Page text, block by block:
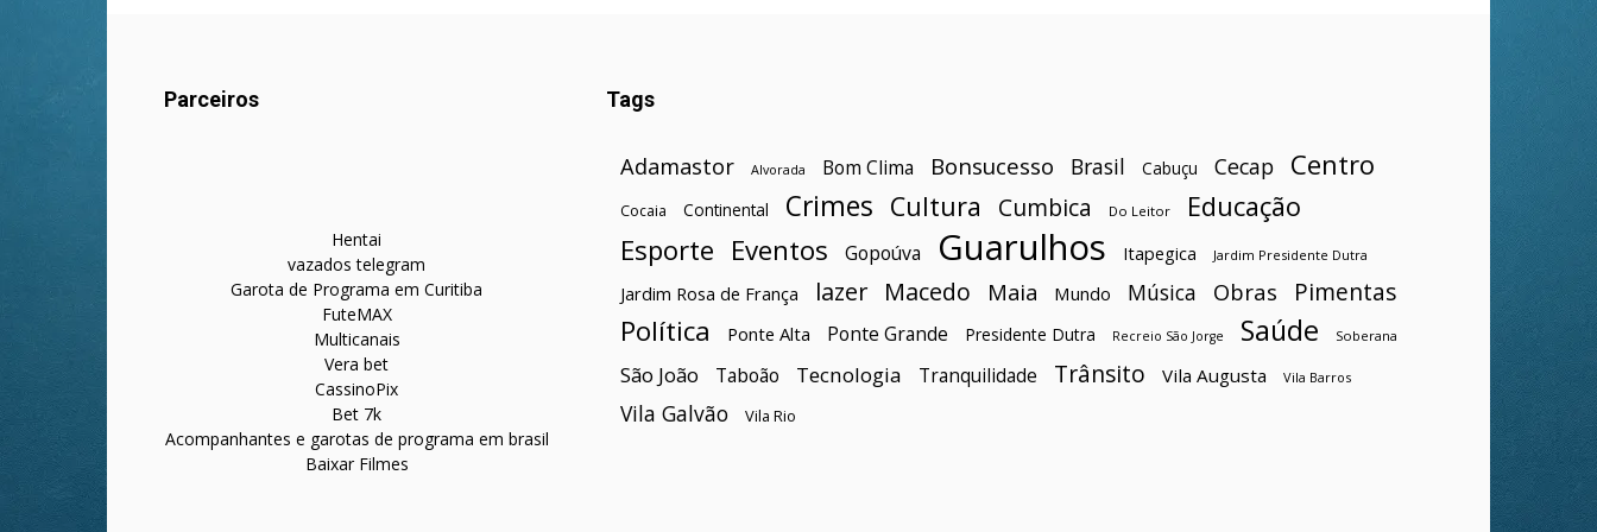
Parceiros
Hentai
vazados telegram
Garota de Programa em Curitiba
FuteMAX
Multicanais
Vera bet
CassinoPix
Bet 7k
Acompanhantes e garotas de programa em brasil
Baixar Filmes
Tags
Adamastor Alvorada Bom Clima Bonsucesso Brasil Cabuçu Cecap Centro
Cocaia Continental Crimes Cultura Cumbica Do Leitor Educação
Esporte Eventos Gopoúva Guarulhos Itapegica Jardim Presidente Dutra
Jardim Rosa de França lazer Macedo Maia Mundo Música Obras Pimentas
Política Ponte Alta Ponte Grande Presidente Dutra Recreio São Jorge Saúde Soberana
São João Taboão Tecnologia Tranquilidade Trânsito Vila Augusta Vila Barros
Vila Galvão Vila Rio